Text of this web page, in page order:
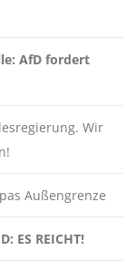
AfD fordert
Wir
Außengrenze
ES REICHT!